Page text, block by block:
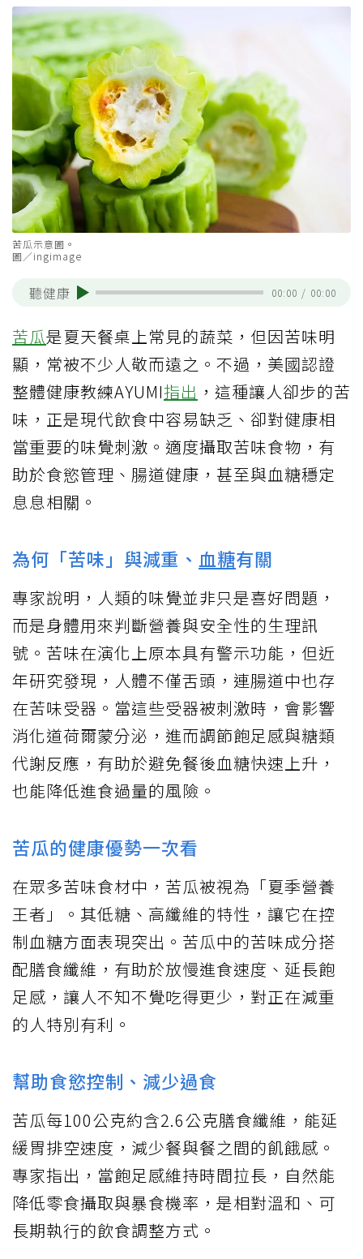
苦瓜示意圖。
圖／ingimage
聽健康 00:00 / 00:00
苦瓜是夏天餐桌上常見的蔬菜，但因苦味明
顯，常被不少人敬而遠之。不過，美國認證
整體健康教練AYUMI指出 ，這種讓人卻步的苦
味，正是現代飲食中容易缺乏、卻對健康相
當重要的味覺刺激。適度攝取苦味食物，有
助於食慾管理、腸道健康，甚至與血糖穩定
息息相關。
為何「苦味」與減重、 血糖有關
專家說明，人類的味覺並非只是喜好問題，
而是身體用來判斷營養與安全性的生理訊
號。苦味在演化上原本具有警示功能，但近
年研究發現，人體不僅舌頭，連腸道中也存
在苦味受器。當這些受器被刺激時，會影響
消化道荷爾蒙分泌，進而調節飽足感與糖類
代謝反應，有助於避免餐後血糖快速上升，
也能降低進食過量的風險。
苦瓜的健康優勢一次看
在眾多苦味食材中，苦瓜被視為「夏季營養
王者」。其低糖、高纖維的特性，讓它在控
制血糖方面表現突出。苦瓜中的苦味成分搭
配膳食纖維，有助於放慢進食速度、延長飽
足感，讓人不知不覺吃得更少，對正在減重
的人特別有利。
幫助食慾控制、減少過食
苦瓜每100公克約含2.6公克膳食纖維，能延
緩胃排空速度，減少餐與餐之間的飢餓感。
專家指出，當飽足感維持時間拉長，自然能
降低零食攝取與暴食機率，是相對溫和、可
長期執行的飲食調整方式。